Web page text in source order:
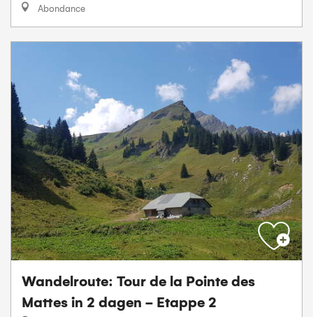
Abondance
Wandelroute: Tour de la Pointe des
Mattes in 2 dagen - Etappe 2